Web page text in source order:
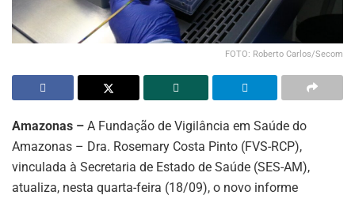
FOTO: Roberto Carlos/Secom
Amazonas – A Fundação de Vigilância em Saúde do
Amazonas – Dra. Rosemary Costa Pinto (FVS-RCP),
vinculada à Secretaria de Estado de Saúde (SES-AM),
atualiza, nesta quarta-feira (18/09), o novo informe